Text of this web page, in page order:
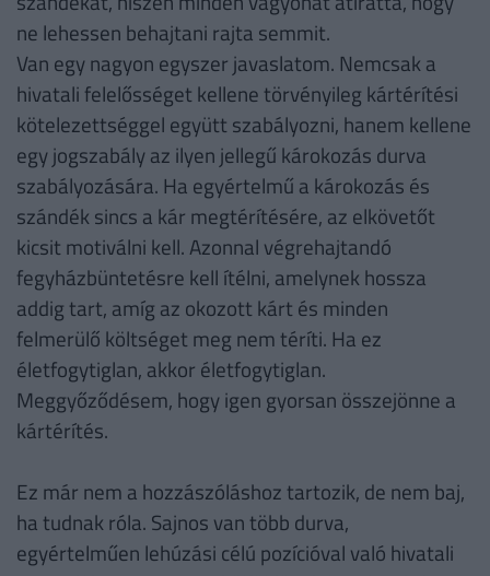
ne lehessen behajtani rajta semmit.
Van egy nagyon egyszer javaslatom. Nemcsak a
hivatali felelősséget kellene törvényileg kártérítési
kötelezettséggel együtt szabályozni, hanem kellene
egy jogszabály az ilyen jellegű károkozás durva
szabályozására. Ha egyértelmű a károkozás és
szándék sincs a kár megtérítésére, az elkövetőt
kicsit motiválni kell. Azonnal végrehajtandó
fegyházbüntetésre kell ítélni, amelynek hossza
addig tart, amíg az okozott kárt és minden
felmerülő költséget meg nem téríti. Ha ez
életfogytiglan, akkor életfogytiglan.
Meggyőződésem, hogy igen gyorsan összejönne a
kártérítés.
Ez már nem a hozzászóláshoz tartozik, de nem baj,
ha tudnak róla. Sajnos van több durva,
egyértelműen lehúzási célú pozícióval való hivatali